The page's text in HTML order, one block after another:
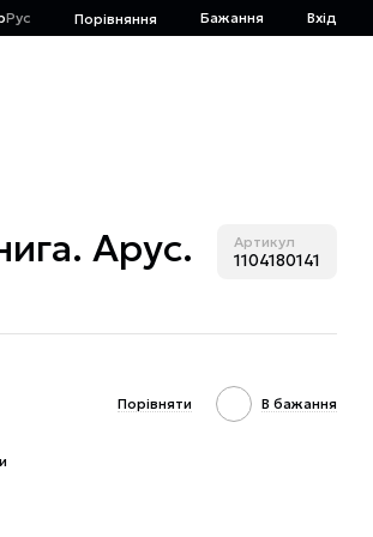
Рус Порівняння Бажання Вхід
Арус. Артикул
1104180141
Порівняти В бажання